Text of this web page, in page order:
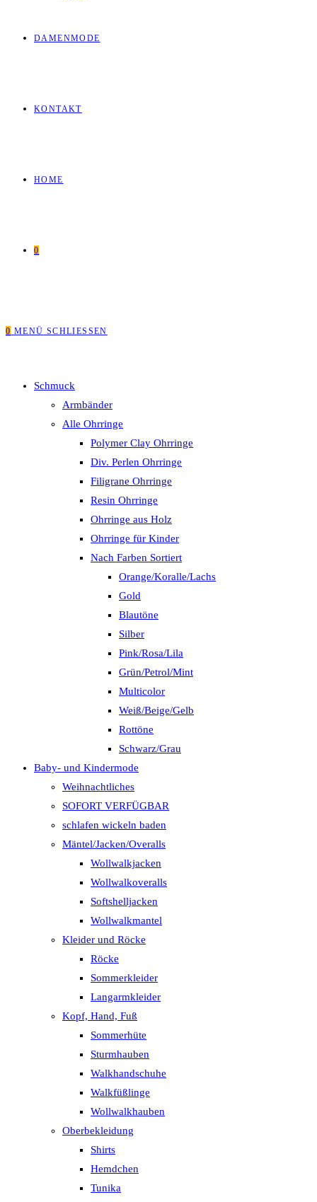
DAMENMODE
KONTAKT
HOME
0
0 MENÜ SCHLIESSEN
Schmuck
Armbänder
Alle Ohrringe
Polymer Clay Ohrringe
Div. Perlen Ohrringe
Filigrane Ohrringe
Resin Ohrringe
Ohrringe aus Holz
Ohrringe für Kinder
Nach Farben Sortiert
Orange/Koralle/Lachs
Gold
Blautöne
Silber
Pink/Rosa/Lila
Grün/Petrol/Mint
Multicolor
Weiß/Beige/Gelb
Rottöne
Schwarz/Grau
Baby- und Kindermode
Weihnachtliches
SOFORT VERFÜGBAR
schlafen wickeln baden
Mäntel/Jacken/Overalls
Wollwalkjacken
Wollwalkoveralls
Softshelljacken
Wollwalkmantel
Kleider und Röcke
Röcke
Sommerkleider
Langarmkleider
Kopf, Hand, Fuß
Sommerhüte
Sturmhauben
Walkhandschuhe
Walkfüßlinge
Wollwalkhauben
Oberbekleidung
Shirts
Hemdchen
Tunika